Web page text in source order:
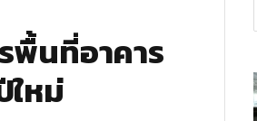
พื้นที่อาคาร
หม่